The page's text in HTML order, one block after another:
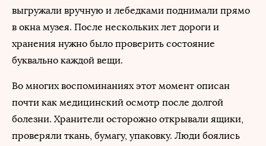
выгружали вручную и лебедками поднимали прямо
в окна музея. После нескольких лет дороги и
хранения нужно было проверить состояние
буквально каждой вещи.
Во многих воспоминаниях этот момент описан
почти как медицинский осмотр после долгой
болезни. Хранители осторожно открывали ящики,
проверяли ткань, бумагу, упаковку. Люди боялись